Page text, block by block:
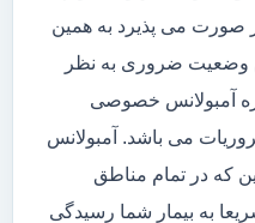
صورت می پذیرد به همین
وضعیت ضروری به نظر
آمبولانس خصوصی
می باشد. آمبولانس
که در تمام مناطق
به بیمار شما رسیدگی